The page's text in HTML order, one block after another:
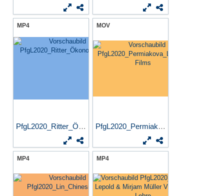
MP4
PfgL2020_Ritter_Ökonometrie
MOV
PfgL2020_Permiakova_Literar...
MP4 MP4